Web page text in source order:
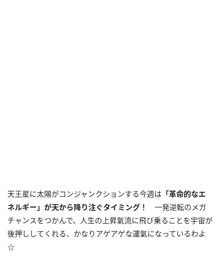
天王星に太陽がコンジャンクションする今週は 「革命的なエ
ネルギー」が天から降り注ぐタイミング！
一発逆転のメガ
チャンスをつかんで、人生の上昇氣流に飛び乗ることを宇宙が
後押ししてくれる、かなりアゲアゲな運氣になっているわよ
☆